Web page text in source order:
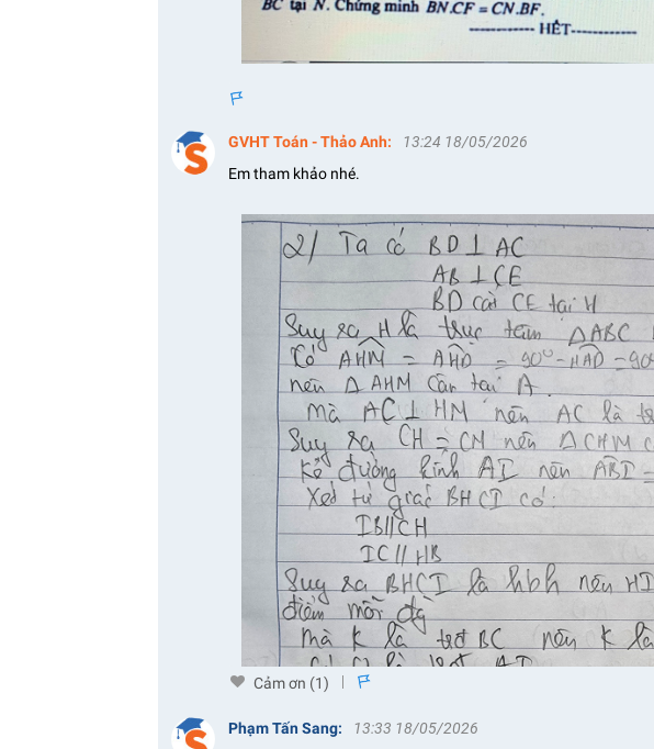
GVHT Toán - Thảo Anh:
13:24 18/05/2026
Em tham khảo nhé.
Cảm ơn (1)
Phạm Tấn Sang:
13:33 18/05/2026